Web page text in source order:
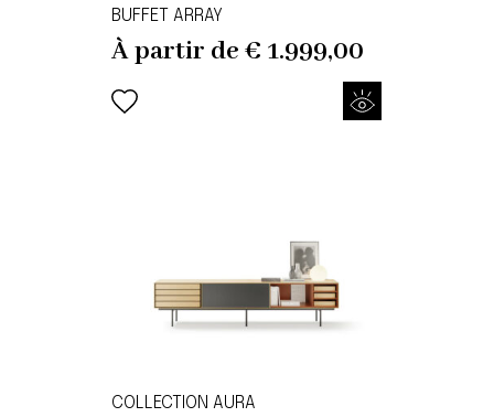
BUFFET ARRAY
À partir de€ 1.999,00
COLLECTION AURA